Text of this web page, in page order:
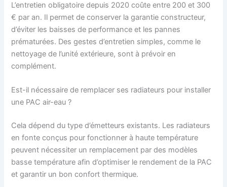
L’entretien obligatoire depuis 2020 coûte entre 200 et 300
€ par an. Il permet de conserver la garantie constructeur,
d’éviter les baisses de performance et les pannes
prématurées. Des gestes d’entretien simples, comme le
nettoyage de l’unité extérieure, sont à prévoir en
complément.
Est-il nécessaire de remplacer ses radiateurs pour installer
une PAC air-eau ?
Cela dépend du type d’émetteurs existants. Les radiateurs
en fonte conçus pour fonctionner à haute température
peuvent nécessiter un remplacement par des modèles
basse température afin d’optimiser le rendement de la PAC
et garantir un bon confort thermique.